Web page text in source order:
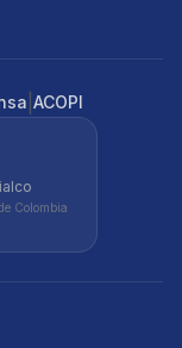
ACOPI
Colombia